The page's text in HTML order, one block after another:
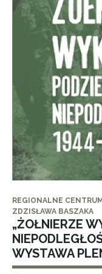
REGIONALNE
ZDZISŁAWA BASZAKA
„ŻOŁNIERZE
WYSTAWA